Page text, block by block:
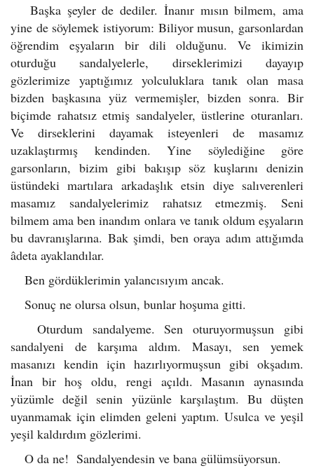
Başka şeyler de dediler. İnanır mısın bilmem, ama
yine de söylemek istiyorum: Biliyor musun, garsonlardan
öğrendim eşyaların bir dili olduğunu. Ve ikimizin
oturduğu sandalyelerle, dirseklerimizi dayayıp
gözlerimize yaptığımız yolculuklara tanık olan masa
bizden başkasına yüz vermemişler, bizden sonra. Bir
biçimde rahatsız etmiş sandalyeler, üstlerine oturanları.
Ve dirseklerini dayamak isteyenleri de masamız
uzaklaştırmış kendinden. Yine söylediğine göre
garsonların, bizim gibi bakışıp söz kuşlarını denizin
üstündeki martılara arkadaşlık etsin diye salıverenleri
masamız sandalyelerimiz rahatsız etmezmiş. Seni
bilmem ama ben inandım onlara ve tanık oldum eşyaların
bu davranışlarına. Bak şimdi, ben oraya adım attığımda
âdeta ayaklandılar.
Ben gördüklerimin yalancısıyım ancak.
Sonuç ne olursa olsun, bunlar hoşuma gitti.
Oturdum sandalyeme. Sen oturuyormuşsun gibi
sandalyeni de karşıma aldım. Masayı, sen yemek
masanızı kendin için hazırlıyormuşsun gibi okşadım.
İnan bir hoş oldu, rengi açıldı. Masanın aynasında
yüzümle değil senin yüzünle karşılaştım. Bu düşten
uyanmamak için elimden geleni yaptım. Usulca ve yeşil
yeşil kaldırdım gözlerimi.
O da ne! Sandalyendesin ve bana gülümsüyorsun.